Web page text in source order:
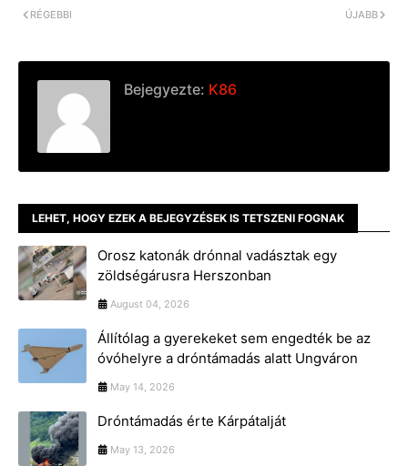
ÚJABB
RÉGEBBI
Bejegyezte: K86
LEHET, HOGY EZEK A BEJEGYZÉSEK IS TETSZENI FOGNAK
Orosz katonák drónnal vadásztak egy
zöldségárusra Herszonban
August 04, 2026
Állítólag a gyerekeket sem engedték be az
óvóhelyre a dróntámadás alatt Ungváron
May 14, 2026
Dróntámadás érte Kárpátalját
May 13, 2026